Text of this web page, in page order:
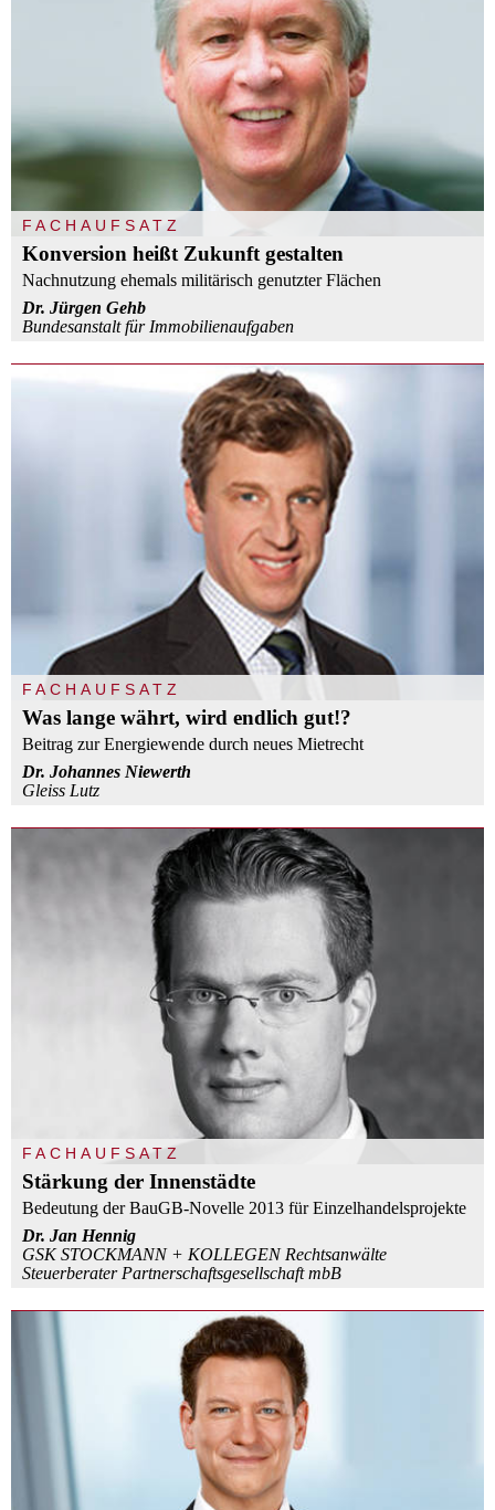
FACHAUFSATZ
Konversion heißt Zukunft gestalten
Nachnutzung ehemals militärisch genutzter Flächen
Dr. Jürgen Gehb
Bundesanstalt für Immobilienaufgaben
FACHAUFSATZ
Was lange währt, wird endlich gut!?
Beitrag zur Energiewende durch neues Mietrecht
Dr. Johannes Niewerth
Gleiss Lutz
FACHAUFSATZ
Stärkung der Innenstädte
Bedeutung der BauGB-Novelle 2013 für Einzelhandelsprojekte
Dr. Jan Hennig
GSK STOCKMANN + KOLLEGEN Rechtsanwälte
Steuerberater Partnerschaftsgesellschaft mbB